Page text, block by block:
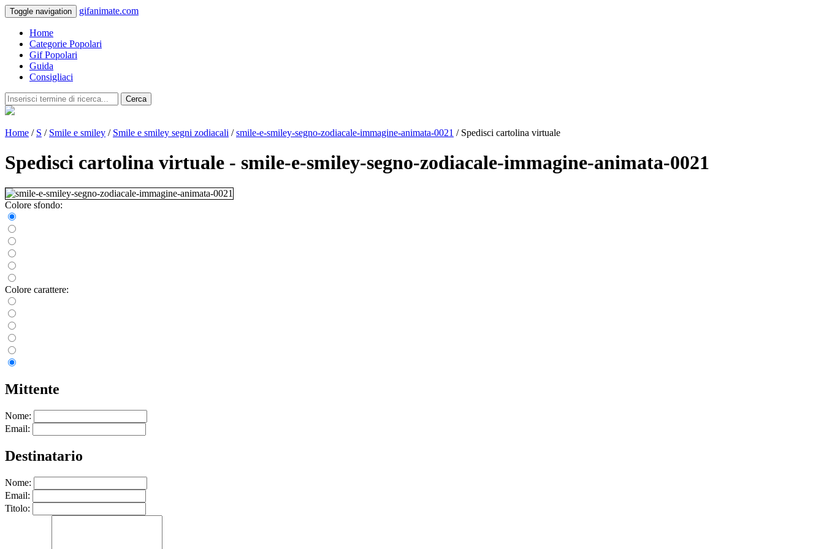
Toggle navigation gifanimate.com
Home
Categorie Popolari
Gif Popolari
Guida
Consigliaci
Cerca
Home / S / Smile e smiley / Smile e smiley segni zodiacali /smile-e-smiley-segno-zodiacale-immagine-animata-0021 / Spedisci cartolina virtuale
Spedisci cartolina virtuale - smile-e-smiley-segno-zodiacale-immagine-animata-0021
Colore sfondo:
Colore carattere:
Mittente
Nome:
Email:
Destinatario
Nome:
Email:
Titolo: